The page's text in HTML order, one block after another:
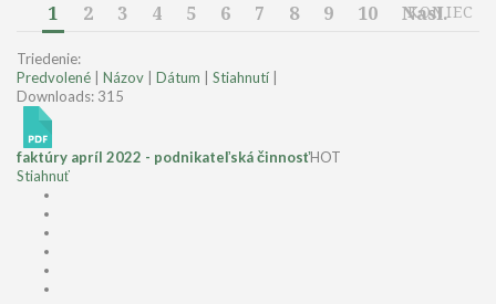
1 2 3 4 5 6 7 8 9 10 Nasl.
KONIEC
Triedenie:
Predvolené
Názov Dátum Stiahnutí
Downloads: 315
faktúry apríl 2022 - podnikateľská činnosťHOT
Stiahnuť